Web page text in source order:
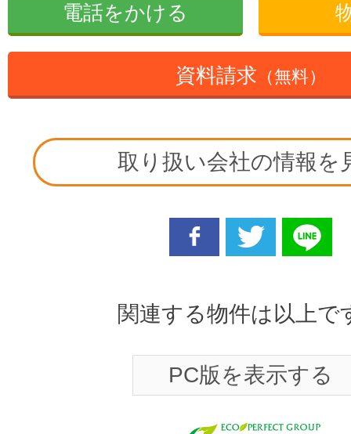
電話をかける
資料請求 （無料）
取り扱い会社の情報を
関連する物件は以上で
PC版を表示する